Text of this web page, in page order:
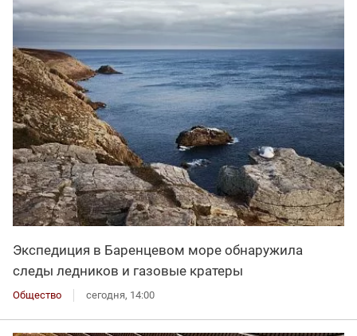
Экспедиция в Баренцевом море обнаружила
следы ледников и газовые кратеры
Общество сегодня, 14:00